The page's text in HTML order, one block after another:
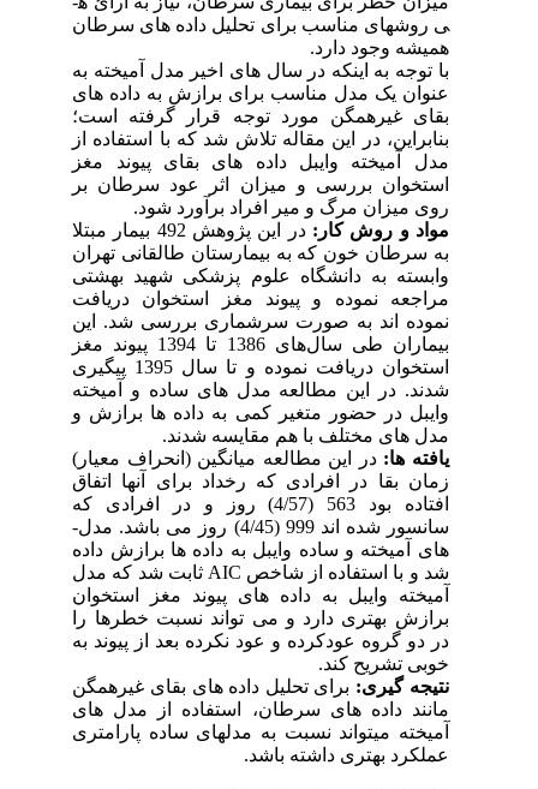
ی روش­های مناسب برای تحلیل داده­ های سرطان
همیشه وجود دارد.
با توجه به اینکه در سال­ های اخیر مدل آمیخته به
عنوان یک مدل مناسب برای برازش به داده ­های
بقای غیرهمگن مورد توجه قرار گرفته است؛
بنابراین، در این مقاله تلاش شد که با استفاده از
مدل آمیخته وایبل داده­ های بقای پیوند مغز
استخوان بررسی و میزان اثر عود سرطان بر
روی میزان مرگ و میر افراد برآورد شود.
مواد و روش­­ کار:
در این پژوهش 492 بیمار مبتلا
به سرطان خون که به بیمارستان طالقانی تهران
وابسته به دانشگاه علوم پزشکی شهید بهشتی
مراجعه نموده و پیوند مغز استخوان دریافت
نموده­ اند به صورت سرشماری بررسی شد. این
بیماران طی سال‌های 1386 تا 1394 پیوند مغز
استخوان دریافت نمود­ه­ و تا سال 1395 پیگیری
شدند. در این مطالعه مدل­ های ساده و آمیخته
وایبل در حضور متغیر کمی به داده ­ها برازش و
مدل­ های مختلف با هم مقایسه شدند.
در این مطالعه میانگین (انحراف معیار)
زمان بقا در افرادی که رخداد برای آن­ها اتفاق
افتاده بود 563 (4/57) روز و در افرادی که
سانسور شده ­اند 999 (4/45) روز می­ باشد. مدل­
های آمیخته و ساده وایبل به داده­ ها برازش داده
شد و با استفاده از شاخص AICثابت شد که مدل
آمیخته وایبل به داده­ های پیوند مغز استخوان
برازش بهتری دارد و می­ تواند نسبت خطرها را
در دو گروه عودکرده و عود نکرده بعد از پیوند به
خوبی تشریح کند.
نتیجه­ گیری:برای تحلیل داده­ های بقای غیرهمگن
مانند داده­ های سرطان، استفاده از مدل­ های
آمیخته می­تواند نسبت به مدل­های ساده پارامتری
عملکرد بهتری داشته باشد .